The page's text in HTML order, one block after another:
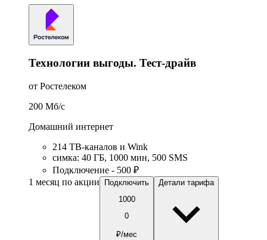
Технологии выгоды. Тест-драйв
от Ростелеком
200 Мб/c
Домашний интернет
214 ТВ-каналов и Wink
симка: 40 ГБ, 1000 мин, 500 SMS
Подключение - 500 ₽
1 месяц по акции
Подключить
1000
0
₽/мес
Детали тарифа